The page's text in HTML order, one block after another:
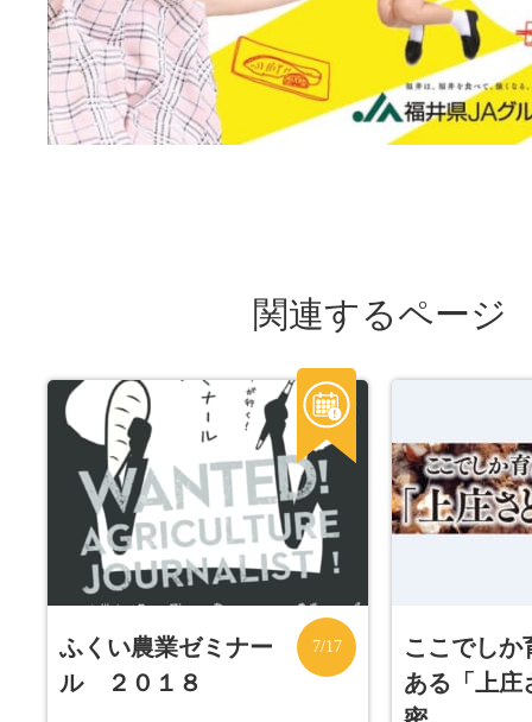
関連するページ
ふくい農業ゼミナー
ル ２０１８
7/17
ここでしか
ある「上庄